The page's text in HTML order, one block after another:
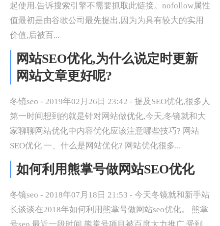
起使用,告诉搜索引擎不需要抓取此链接。nofollow属性
值最初是由谷歌公司最先提出,因为为具有较大的实用
价值,后被百...
网站SEO优化,为什么说定时更新
网站文章更好呢?
冬镜seo - 2019年02月26日 23:42 - 提及SEO优化,很多人
第一时间想到的就是针对网站做优化,今天,冬镜就和大
家聊聊网站优化中内容优化应该注意哪些技巧? 网站
SEO优化 一、什么是网站优化? 网站优化很多...
如何利用熊掌号做网站SEO优化
冬镜seo - 2018年07月18日 21:53 - 今天冬镜就和新手站
长谈谈在2018年如何利用熊掌号做网站seo优化。 熊掌